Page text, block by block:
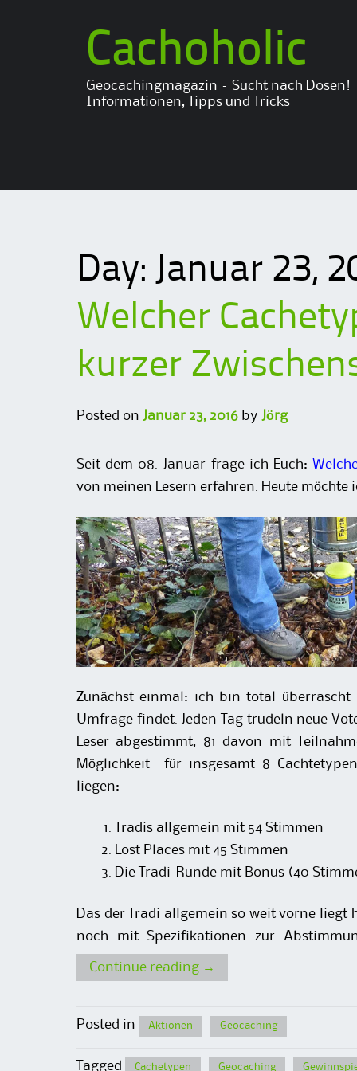
Cachoholic
Geocachingmagazin – Sucht nach Dosen!
Informationen, Tipps und Tricks
Day: Januar 23,
Welcher
kurzer
Posted on Januar 23, 2016 by Jörg
Seit dem 08. Januar frage ich Euch:
von meinen Lesern erfahren. Heute möchte
Zunächst einmal: ich bin total
Umfrage findet. Jeden Tag trudeln neue
Leser abgestimmt, 81 davon mit
Möglichkeit für insgesamt 8
liegen:
Tradis allgemein mit 54 Stimmen
Lost Places mit 45 Stimmen
Die Tradi-Runde mit Bonus (40
Das der Tradi allgemein so weit vorne
noch mit Spezifikationen zur
Continue reading →
Posted in Aktionen Geocaching
Tagged Cachetypen Geocaching